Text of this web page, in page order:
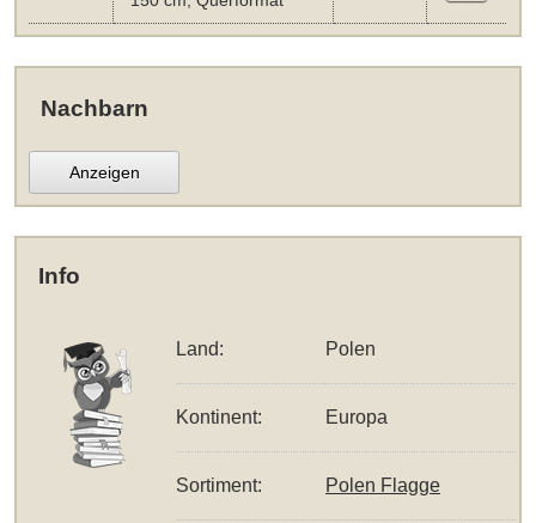
Nachbarn
Anzeigen
Info
Land: Polen
Kontinent: Europa
Sortiment: Polen Flagge